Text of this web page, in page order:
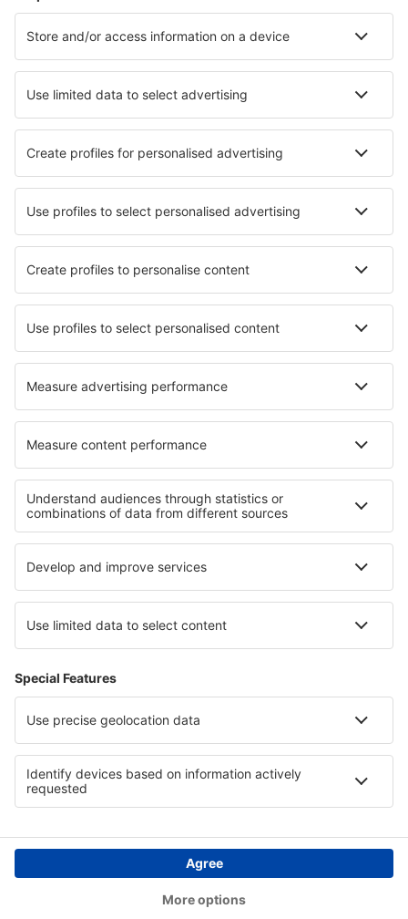
Zbor+Hotel
Hoteluri
Transferuri aeroport
Atracţii
Evenimente sportive
Află mai multe
Aplicație mobilă
Companii aeriene
Wizz Air
FlyOne
Air Moldova
HiSky
Blue Air
Ryanair
Despre eSky
Termeni şi condiţii
Rezervările mele
Politica de confidențialitate
Asistenţă şi contact
Țări
Siteuri internaționale
eSky.eu eSky.com eDestinos.com